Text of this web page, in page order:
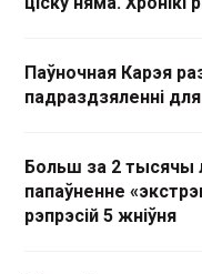
Паўночная Карэя
падраздзяленні
Больш за 2 тысячы
папаўненне
рэпрэсій 5 жніўня